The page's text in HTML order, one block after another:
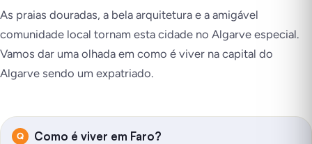
As praias douradas, a bela arquitetura e a amigável
comunidade local tornam esta cidade no Algarve especial.
Vamos dar uma olhada em como é viver na capital do
Algarve sendo um expatriado.
Como é viver em Faro?